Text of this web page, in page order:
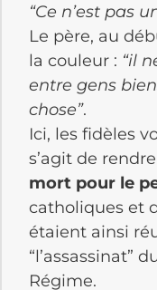
“Ce n’est pas
Le père, au
la couleur : “il
entre gens
chose”.
Ici, les fidèles
s’agit de
mort pour le
catholiques et
étaient ainsi
“l’assassinat”
Régime.